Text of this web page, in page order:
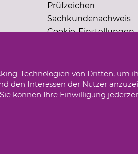
Prüfzeichen
Sachkundenachweis
Cookie-Einstellungen
Technologien von Dritten, um
den Interessen der Nutzer
können Ihre Einwilligung